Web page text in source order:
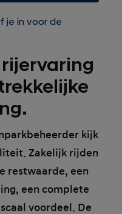
je in voor de
kijk
Zakelijk rijden
restwaarde, een
een complete
voordeel. De